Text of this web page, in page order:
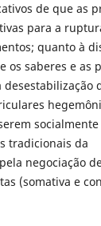
de que as
para a
quanto à
os saberes e as
tradicionais da
negociação
(somativa e